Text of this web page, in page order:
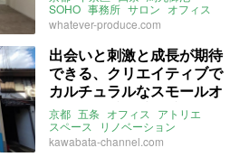
京区29㎡の賃貸物件)
SOHO 事務所 サロン オフィス
募集中 賃貸
whatever-produce.com
出会いと刺激と成長が期待
できる、クリエイティブで
カルチュラルなスモールオ
フィス。(京都市下京区4
㎡〜の賃貸物件)
京都 五条 オフィス アトリエ
スペース
リノベーション
ラウンジ 賃貸
kawabata-channel.com